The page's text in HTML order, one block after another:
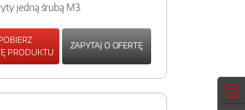
jedną śrubą M3.
PRODUKTU
ZAPYTAJ O OFERTĘ